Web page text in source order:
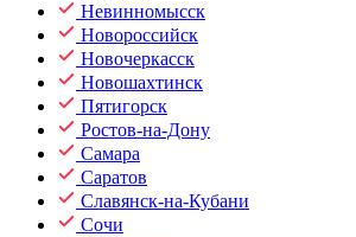
Невинномысск
Новороссийск
Новочеркасск
Новошахтинск
Пятигорск
Ростов-на-Дону
Самара
Саратов
Славянск-на-Кубани
Сочи